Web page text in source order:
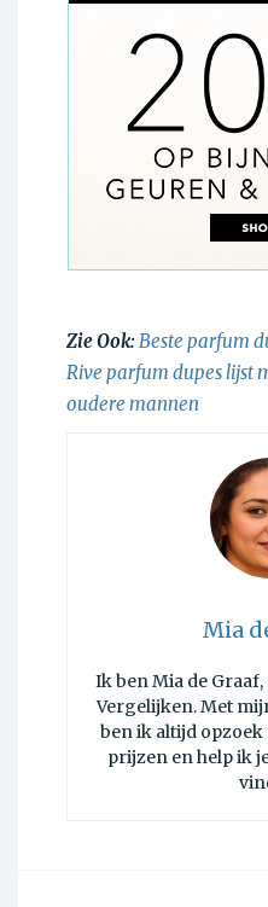
Zie Ook:Beste parfum
Rive parfum dupes lijst
oudere mannen
Mia
Ik ben Mia de
Vergelijken. Met
ben ik altijd opzoek
prijzen en help ik